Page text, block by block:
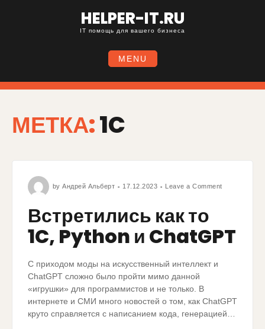
HELPER-IT.RU
IT помощь для вашего бизнеса
MENU
МЕТКА:1C
byАндрей Альберт 17.12.2023 Leave a Comment
Встретились как то
1C, Python и ChatGPT
С приходом моды на искусственный интеллект и
ChatGPT сложно было пройти мимо данной
«игрушки» для программистов и не только. В
интернете и СМИ много новостей о том, как ChatGPT
круто справляется с написанием кода, генерацией…